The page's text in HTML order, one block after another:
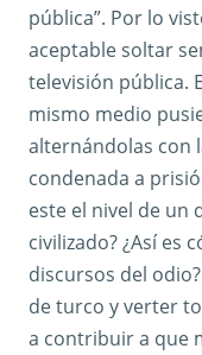
pública”. Por lo
aceptable soltar
televisión pública.
mismo medio
alternándolas con
condenada a
este el nivel de un
civilizado? ¿Así es
discursos del
de turco y verter
a contribuir a que